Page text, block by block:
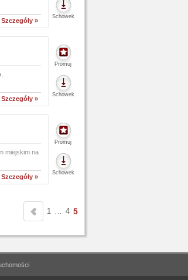
Szczegóły »
Schowek
Szczegóły »
Promuj
Schowek
miejskim na
Szczegóły »
Promuj
Schowek
1 … 4 5